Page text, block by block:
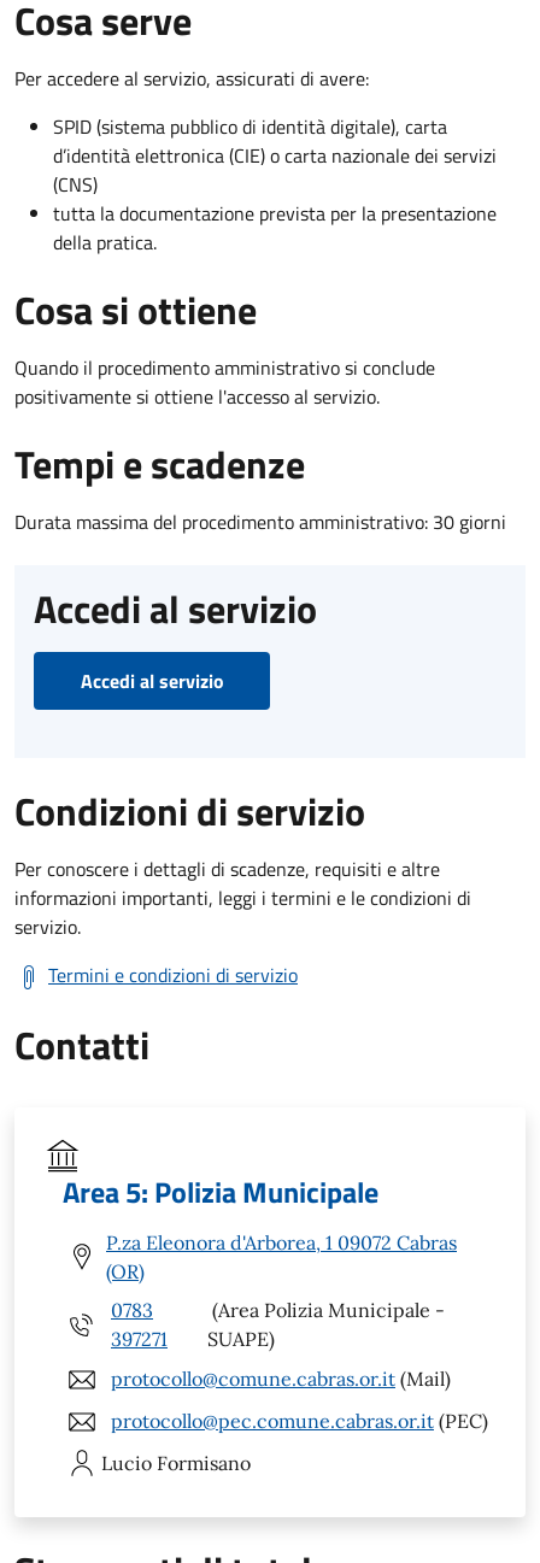
Cosa serve
Per accedere al servizio, assicurati di avere:
SPID (sistema pubblico di identità digitale), carta
d’identità elettronica (CIE) o carta nazionale dei servizi
(CNS)
tutta la documentazione prevista per la presentazione
della pratica.
Cosa si ottiene
Quando il procedimento amministrativo si conclude
positivamente si ottiene l'accesso al servizio.
Tempi e scadenze
Durata massima del procedimento amministrativo: 30 giorni
Accedi al servizio
Accedi al servizio
Condizioni di servizio
Per conoscere i dettagli di scadenze, requisiti e altre
informazioni importanti, leggi i termini e le condizioni di
servizio.
Termini e condizioni di servizio
Contatti
Area 5: Polizia Municipale
P.za Eleonora d'Arborea, 1 09072 Cabras
(OR)
0783
397271
(Area Polizia Municipale -
SUAPE)
protocollo@comune.cabras.or.it (Mail)
protocollo@pec.comune.cabras.or.it (PEC)
Lucio Formisano